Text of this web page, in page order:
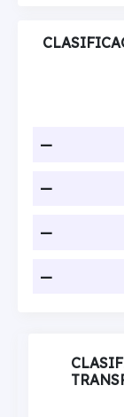
—
—
—
—